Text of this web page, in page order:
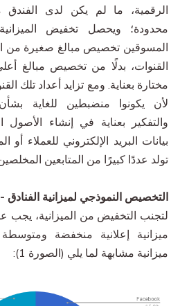
الرقمية، ما لم يكن لدى الفندق
محدودة؛ ويحصل تخفيض
المسوقين تخصيص مبالغ صغيرة من
القنوات، بدلًا من تخصيص مبالغ
مختارة بعناية. ومع تزايد أعداد تلك
لأن يكونوا منضبطين للغاية
والتفكير بعناية في إنشاء الأصول
بيانات البريد الإلكتروني للعملاء
تولد عددًا كبيرًا من المتابعين
التخصيص النموذجي لميزانية الفنادق -
لتجنب التخفيض من الميزانية، يجب
ميزانية إعلانية منخفضة
ميزانية مشابهة لما يلي (الصورة 1):